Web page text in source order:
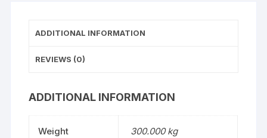
ADDITIONAL INFORMATION
REVIEWS (0)
ADDITIONAL INFORMATION
Weight 300.000 kg